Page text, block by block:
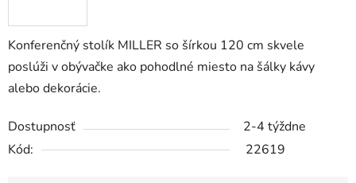
Konferenčný stolík MILLER so šírkou 120 cm skvele
poslúži v obývačke ako pohodlné miesto na šálky kávy
alebo dekorácie.
Dostupnosť
2-4 týždne
Kód:
22619